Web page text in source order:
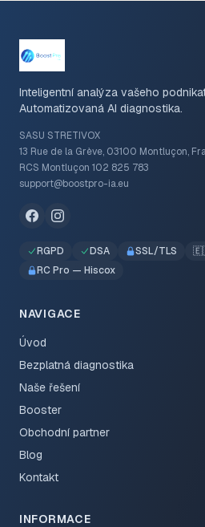
Inteligentní analýza vašeho
Automatizovaná AI diagnostika.
SASU STRETIVOX
13 Rue de la Grève, 03100 Montluçon,
RCS Montluçon 102 825 783
support@boostpro-ia.eu
RGPD DSA SSL/TLS
RC Pro — Hiscox
NAVIGACE
Úvod
Bezplatná diagnostika
Naše řešení
Booster
Obchodní partner
Blog
Kontakt
INFORMACE